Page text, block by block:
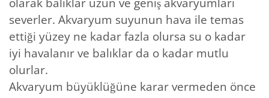
severler. Akvaryum suyunun hava ile temas
ettiği yüzey ne kadar fazla olursa su o kadar
iyi havalanır ve balıklar da o kadar mutlu
olurlar.
Akvaryum büyüklüğüne karar vermeden önce